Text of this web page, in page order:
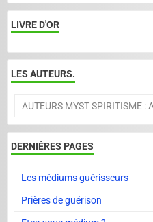
LIVRE D'OR
LES AUTEURS.
AUTEURS MYST SPIRITISME :
DERNIÈRES PAGES
Les médiums guérisseurs
Prières de guérison